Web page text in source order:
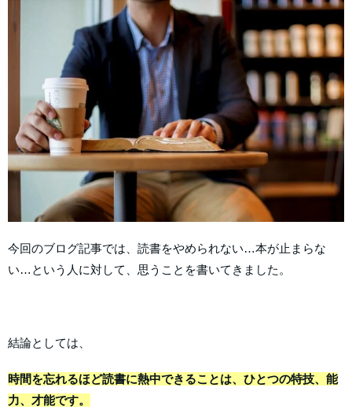
今回のブログ記事では、読書をやめられない…本が止まらな
い…という人に対して、思うことを書いてきました。
結論としては、
時間を忘れるほど読書に熱中できることは、ひとつの特技、能
力、才能です。